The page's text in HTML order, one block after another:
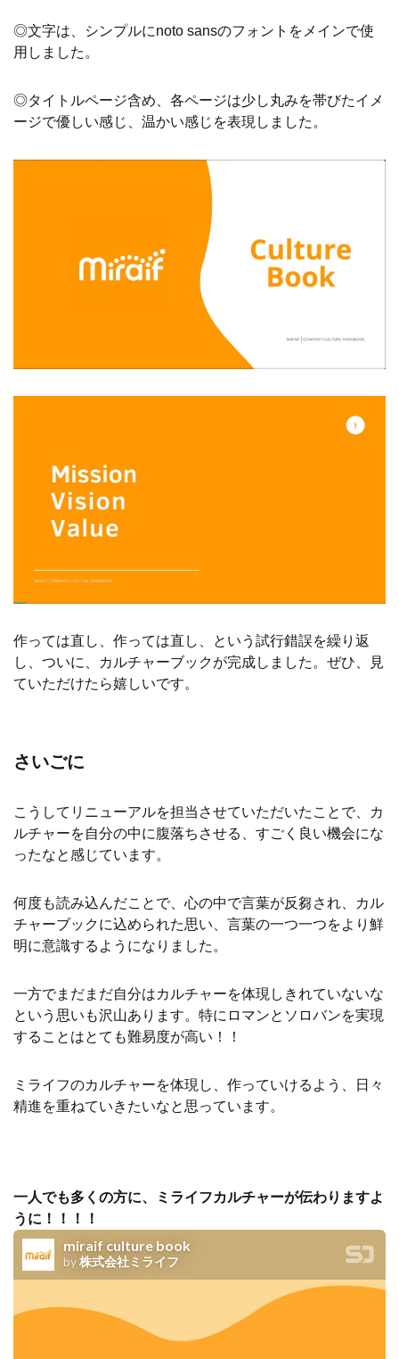
◎文字は、シンプルにnoto sansのフォントをメインで使
用しました。
◎タイトルページ含め、各ページは少し丸みを帯びたイメ
ージで優しい感じ、温かい感じを表現しました。
作っては直し、作っては直し、という試行錯誤を繰り返
し、ついに、カルチャーブックが完成しました。 ぜひ、見
ていただけたら嬉しいです。
さいごに
こうしてリニューアルを担当させていただいたことで、カ
ルチャーを自分の中に腹落ちさせる、すごく良い機会にな
ったなと感じています。
何度も読み込んだことで、心の中で言葉が反芻され、カル
チャーブックに込められた思い、言葉の一つ一つをより鮮
明に意識するようになりました。
一方でまだまだ自分はカルチャーを体現しきれていないな
という思いも沢山あります。特にロマンとソロバンを実現
することはとても難易度が高い！！
ミライフのカルチャーを体現し、作っていけるよう、日々
精進を重ねていきたいなと思っています。
一人でも多くの方に、ミライフカルチャーが伝わりますよ
うに！！！！